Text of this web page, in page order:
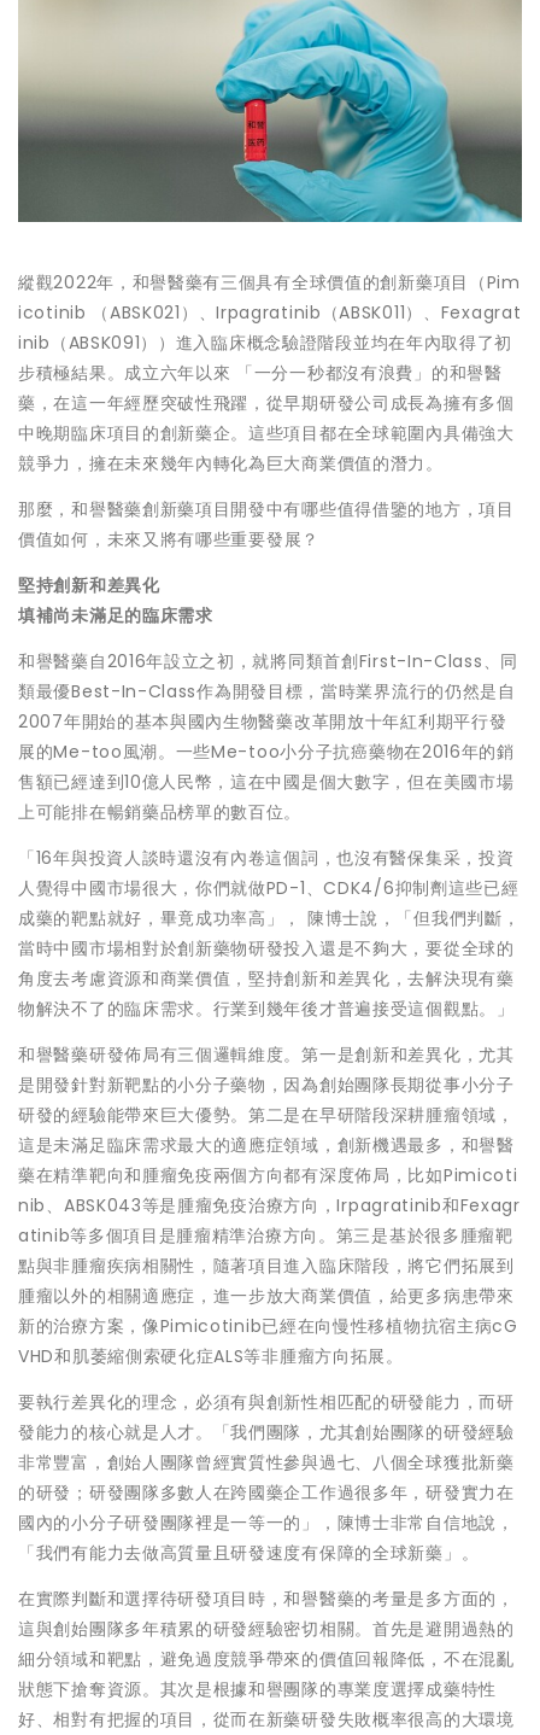
縱觀2022年，和譽醫藥有三個具有全球價值的創新藥項目（Pim
icotinib （ABSK021）、Irpagratinib（ABSK011）、Fexagrat
inib（ABSK091））進入臨床概念驗證階段並均在年內取得了初
步積極結果。成立六年以來 「一分一秒都沒有浪費」的和譽醫
藥，在這一年經歷突破性飛躍，從早期研發公司成長為擁有多個
中晚期臨床項目的創新藥企。這些項目都在全球範圍內具備強大
競爭力，擁在未來幾年內轉化為巨大商業價值的潛力。
那麼，和譽醫藥創新藥項目開發中有哪些值得借鑒的地方，項目
價值如何，未來又將有哪些重要發展？
堅持創新和差異化
填補尚未滿足的臨床需求
和譽醫藥自2016年設立之初，就將同類首創First-In-Class、同
類最優Best-In-Class作為開發目標，當時業界流行的仍然是自
2007年開始的基本與國內生物醫藥改革開放十年紅利期平行發
展的Me-too風潮。一些Me-too小分子抗癌藥物在2016年的銷
售額已經達到10億人民幣，這在中國是個大數字，但在美國市場
上可能排在暢銷藥品榜單的數百位。
「16年與投資人談時還沒有內卷這個詞，也沒有醫保集采，投資
人覺得中國市場很大，你們就做PD-1、CDK4/6抑制劑這些已經
成藥的靶點就好，畢竟成功率高」， 陳博士說，「但我們判斷，
當時中國市場相對於創新藥物研發投入還是不夠大，要從全球的
角度去考慮資源和商業價值，堅持創新和差異化，去解決現有藥
物解決不了的臨床需求。行業到幾年後才普遍接受這個觀點。」
和譽醫藥研發佈局有三個邏輯維度。第一是創新和差異化，尤其
是開發針對新靶點的小分子藥物，因為創始團隊長期從事小分子
研發的經驗能帶來巨大優勢。第二是在早研階段深耕腫瘤領域，
這是未滿足臨床需求最大的適應症領域，創新機遇最多，和譽醫
藥在精準靶向和腫瘤免疫兩個方向都有深度佈局，比如Pimicoti
nib、ABSK043等是腫瘤免疫治療方向，Irpagratinib和Fexagr
atinib等多個項目是腫瘤精準治療方向。第三是基於很多腫瘤靶
點與非腫瘤疾病相關性，隨著項目進入臨床階段，將它們拓展到
腫瘤以外的相關適應症，進一步放大商業價值，給更多病患帶來
新的治療方案，像Pimicotinib已經在向慢性移植物抗宿主病cG
VHD和肌萎縮側索硬化症ALS等非腫瘤方向拓展。
要執行差異化的理念，必須有與創新性相匹配的研發能力，而研
發能力的核心就是人才。「我們團隊，尤其創始團隊的研發經驗
非常豐富，創始人團隊曾經實質性參與過七、八個全球獲批新藥
的研發；研發團隊多數人在跨國藥企工作過很多年，研發實力在
國內的小分子研發團隊裡是一等一的」，陳博士非常自信地說，
「我們有能力去做高質量且研發速度有保障的全球新藥」。
在實際判斷和選擇待研發項目時，和譽醫藥的考量是多方面的，
這與創始團隊多年積累的研發經驗密切相關。首先是避開過熱的
細分領域和靶點，避免過度競爭帶來的價值回報降低，不在混亂
狀態下搶奪資源。其次是根據和譽團隊的專業度選擇成藥特性
好、相對有把握的項目，從而在新藥研發失敗概率很高的大環境